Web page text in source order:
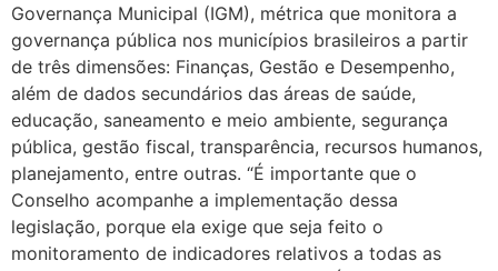
Governança Municipal (IGM), métrica que monitora a
governança pública nos municípios brasileiros a partir
de três dimensões: Finanças, Gestão e Desempenho,
além de dados secundários das áreas de saúde,
educação, saneamento e meio ambiente, segurança
pública, gestão fiscal, transparência, recursos humanos,
planejamento, entre outras. “É importante que o
Conselho acompanhe a implementação dessa
legislação, porque ela exige que seja feito o
monitoramento de indicadores relativos a todas as